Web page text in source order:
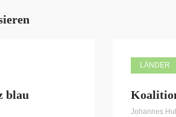
blau
LÄNDER
Johannes